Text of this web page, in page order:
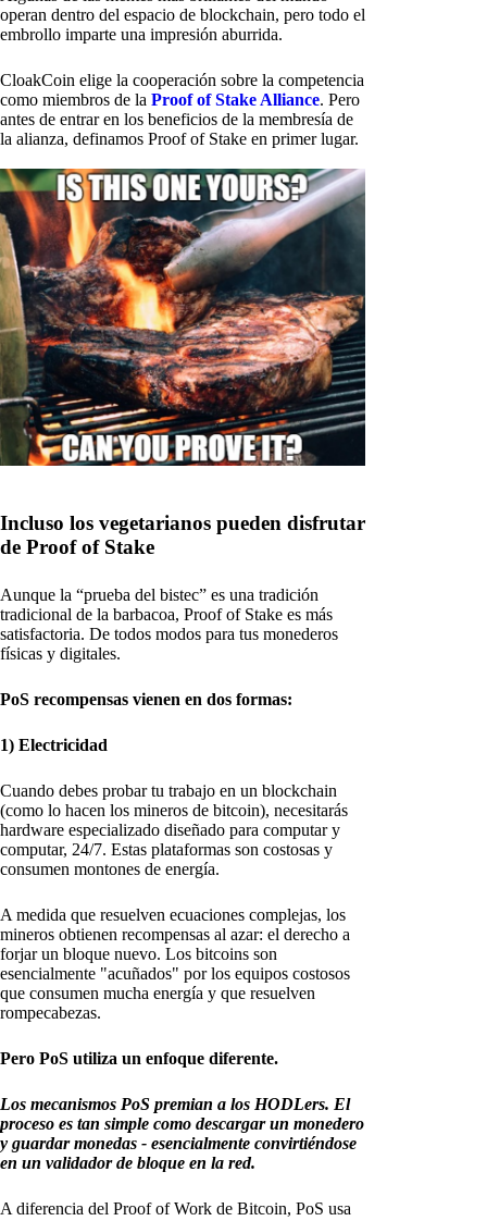
operan dentro del espacio de blockchain, pero todo el
embrollo imparte una impresión aburrida.
CloakCoin elige la cooperación sobre la competencia
como miembros de la Proof of Stake Alliance. Pero
antes de entrar en los beneficios de la membresía de
la alianza, definamos Proof of Stake en primer lugar.
Incluso los vegetarianos pueden disfrutar
de Proof of Stake
Aunque la “prueba del bistec” es una tradición
tradicional de la barbacoa, Proof of Stake es más
satisfactoria. De todos modos para tus monederos
físicas y digitales.
PoS recompensas vienen en dos formas:
1) Electricidad
Cuando debes probar tu trabajo en un blockchain
(como lo hacen los mineros de bitcoin), necesitarás
hardware especializado diseñado para computar y
computar, 24/7. Estas plataformas son costosas y
consumen montones de energía.
A medida que resuelven ecuaciones complejas, los
mineros obtienen recompensas al azar: el derecho a
forjar un bloque nuevo. Los bitcoins son
esencialmente "acuñados" por los equipos costosos
que consumen mucha energía y que resuelven
rompecabezas.
Pero PoS utiliza un enfoque diferente.
Los mecanismos PoS premian a los HODLers. El
proceso es tan simple como descargar un monedero
y guardar monedas - esencialmente convirtiéndose
en un validador de bloque en la red.
A diferencia del Proof of Work de Bitcoin, PoS usa